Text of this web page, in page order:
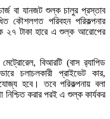
বা যানজট শুল্ক চালুর প্রস্তাব
কৌশলগত পরিবহন পরিকল্পনার
২৭ টাকা হারে এ শুল্ক আরোপের
বিআরটি (বাস র‍্যাপিড
চলাচলকারী প্রাইভেট কার,
হবে। তবে পরিকল্পনায় বলা
করার পরই এ শুল্ক কার্যকর